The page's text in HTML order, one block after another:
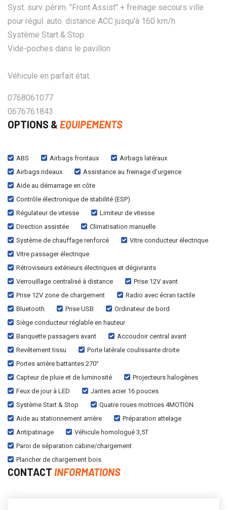
Syst. surv. périm. "Front Assist" + freinage secours ville
pour régul. auto. distance ACC jusqu'à 160 km/h
Système Start & Stop
Vide-poches dans le pavillon
Véhicule en parfait état.
0768061077
0676761843
OPTIONS & EQUIPEMENTS
ABS Airbags frontaux
Airbags latéraux
Airbags rideaux
Assistance au freinage d’urgence
Aide au démarrage en côte
Contrôle électronique de stabilité (ESP)
Régulateur de vitesse
Limiteur de vitesse
Direction assistée
Climatisation manuelle
Système de chauffage renforcé
Vitre conducteur électrique
Vitre passager électrique
Rétroviseurs extérieurs électriques et dégivrants
Verrouillage centralisé à distance
Prise 12V avant
Prise 12V zone de chargement
Radio avec écran tactile
Bluetooth
Prise USB
Ordinateur de bord
Siège conducteur réglable en hauteur
Banquette passagers avant
Accoudoir central avant
Revêtement tissu
Porte latérale coulissante droite
Portes arrière battantes 270°
Capteur de pluie et de luminosité
Projecteurs halogènes
Feux de jour à LED
Jantes acier 16 pouces
Système Start & Stop
Quatre roues motrices 4MOTION
Aide au stationnement arrière
Préparation attelage
Antipatinage
Véhicule homologué 3,5T
Paroi de séparation cabine/chargement
Plancher de chargement bois
CONTACT INFORMATIONS